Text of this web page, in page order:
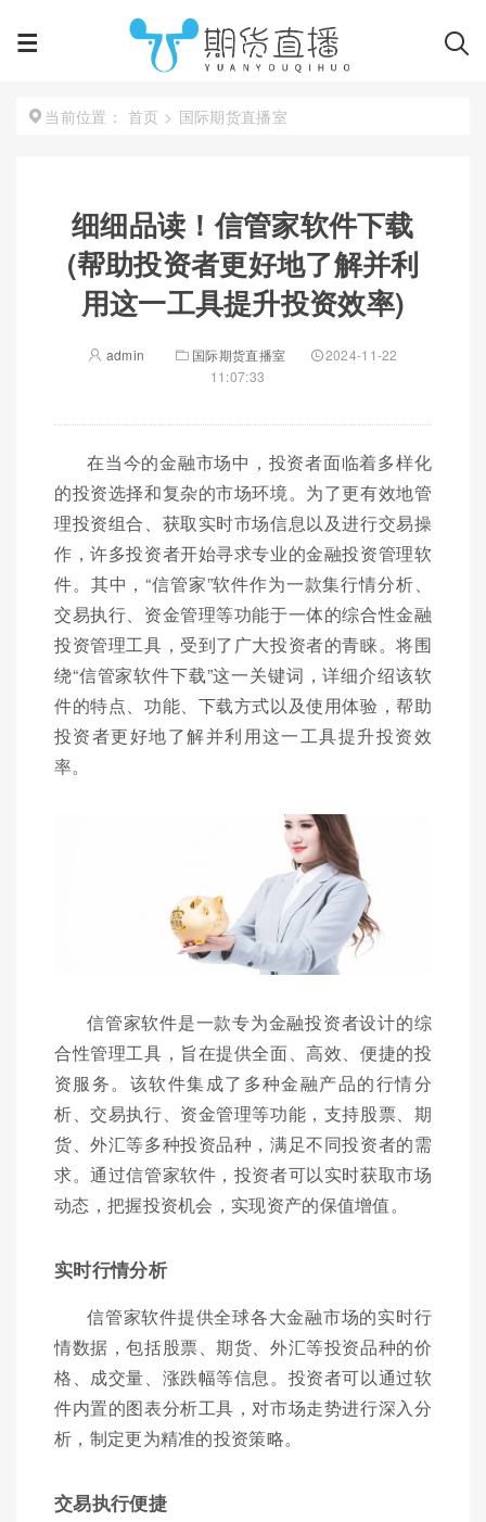
当前位置： 首页 > 国际期货直播室
细细品读！信管家软件下载
(帮助投资者更好地了解并利
用这一工具提升投资效率)
admin 国际期货直播室
2024-11-22
11:07:33
在当今的金融市场中，投资者面临着多样化
的投资选择和复杂的市场环境。为了更有效地管
理投资组合、获取实时市场信息以及进行交易操
作，许多投资者开始寻求专业的金融投资管理软
件。其中，“信管家”软件作为一款集行情分析、
交易执行、资金管理等功能于一体的综合性金融
投资管理工具，受到了广大投资者的青睐。将围
绕“信管家软件下载”这一关键词，详细介绍该软
件的特点、功能、下载方式以及使用体验，帮助
投资者更好地了解并利用这一工具提升投资效
率。
信管家软件是一款专为金融投资者设计的综
合性管理工具，旨在提供全面、高效、便捷的投
资服务。该软件集成了多种金融产品的行情分
析、交易执行、资金管理等功能，支持股票、期
货、外汇等多种投资品种，满足不同投资者的需
求。通过信管家软件，投资者可以实时获取市场
动态，把握投资机会，实现资产的保值增值。
实时行情分析
信管家软件提供全球各大金融市场的实时行
情数据，包括股票、期货、外汇等投资品种的价
格、成交量、涨跌幅等信息。投资者可以通过软
件内置的图表分析工具，对市场走势进行深入分
析，制定更为精准的投资策略。
交易执行便捷